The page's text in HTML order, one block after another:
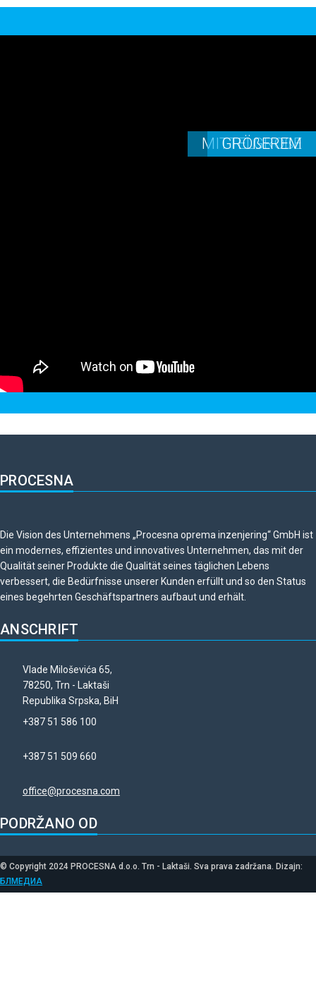
MITTELGROßE
GRÖßEREM
PROCESNA
Die Vision des Unternehmens „Procesna oprema inzenjering“ GmbH ist
ein modernes, effizientes und innovatives Unternehmen, das mit der
Qualität seiner Produkte die Qualität seines täglichen Lebens
verbessert, die Bedürfnisse unserer Kunden erfüllt und so den Status
eines begehrten Geschäftspartners aufbaut und erhält.
ANSCHRIFT
Vlade Miloševića 65,
78250, Trn - Laktaši
Republika Srpska, BiH
+387 51 586 100
+387 51 509 660
office@procesna.com
PODRŽANO OD
© Copyright 2024 PROCESNA d.o.o. Trn - Laktaši. Sva prava zadržana. Dizajn:
БЛМЕДИА